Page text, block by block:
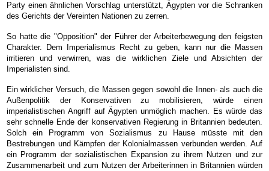
Party einen ähnlichen Vorschlag unterstützt, Ägypten vor die Schranken
des Gerichts der Vereinten Nationen zu zerren.
So hatte die "Opposition" der Führer der Arbeiterbewegung den feigsten
Charakter. Dem Imperialismus Recht zu geben, kann nur die Massen
irritieren und verwirren, was die wirklichen Ziele und Absichten der
Imperialisten sind.
Ein wirklicher Versuch, die Massen gegen sowohl die Innen- als auch die
Außenpolitik der Konservativen zu mobilisieren, würde einen
imperialistischen Angriff auf Ägypten unmöglich machen. Es würde das
sehr schnelle Ende der konservativen Regierung in Britannien bedeuten.
Solch ein Programm von Sozialismus zu Hause müsste mit den
Bestrebungen und Kämpfen der Kolonialmassen verbunden werden. Auf
ein Programm der sozialistischen Expansion zu ihrem Nutzen und zur
Zusammenarbeit und zum Nutzen der Arbeiterinnen in Britannien würden